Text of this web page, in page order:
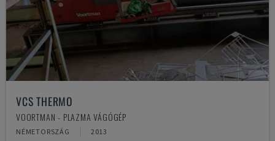
VCS THERMO
VOORTMAN - PLAZMA VÁGÓGÉP
NÉMETORSZÁG 2013